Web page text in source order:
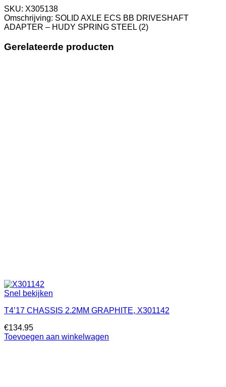
(2)
aantal
SKU: X305138
Omschrijving: SOLID AXLE ECS BB DRIVESHAFT
ADAPTER – HUDY SPRING STEEL (2)
Gerelateerde producten
Snel bekijken
T4’17 CHASSIS 2.2MM GRAPHITE, X301142
€134.95
Toevoegen aan winkelwagen